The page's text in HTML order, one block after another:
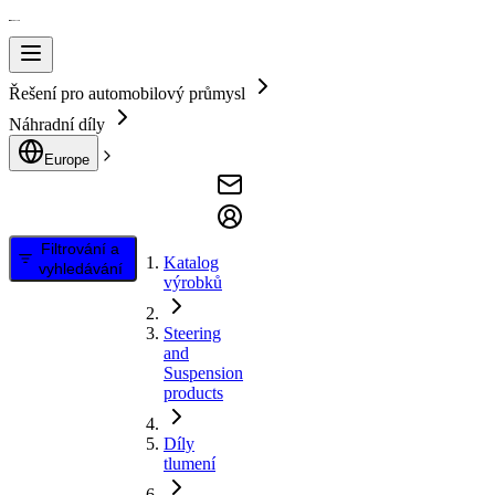
Řešení pro automobilový průmysl
Náhradní díly
Europe
Filtrování a
vyhledávání
Katalog
výrobků
Steering
and
Suspension
products
Díly
tlumení